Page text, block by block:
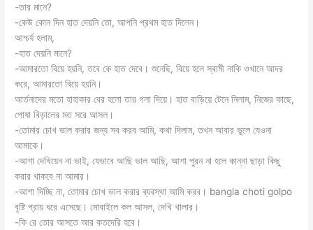
-তার মানে?
-কেউ কোন দিন হাত দেয়নি তো, আপনি প্রথম হাত দিলেন।
আশ্চর্য হলাম,
-হাত দেয়নি মানে?
-আমারতো বিয়ে হয়নি, তবে কে হাত দেবে। শুনেছি, বিয়ে হলে স্বামী নাকি ওখানে আদর
করে, আমারতো বিয়ে হয়নি।
আর্তনাদের মতো হাহাকার বের হলো তার গলা দিয়ে। হাত বাড়িয়ে টেনে নিলাম, নিজের কাছে,
পোষা বিড়ালের মত সরে আসল।
-তোমার চোখ ভাল করার জন্য সব করব আমি, কথা দিলাম, তখন আবার ভুলে যেওনা
আমাকে।
-আশা দেখিয়েন না ভাই, যেভাবে আছি ভাল আছি, আশা পুরন না হলে কান্না ছাড়া কিছু
করার থাকবে না আমার।
-আশা দিচ্ছি না, তোমার চোখ ভাল করার ব্যবস্থা আমি করব। bangla choti golpo
বৃষ্টি প্রায় ধরে এসেছে। মোবাইলে কল আসল, দেখি খালার।
-কি রে তোর আসতে আর কতদেরি হবে।